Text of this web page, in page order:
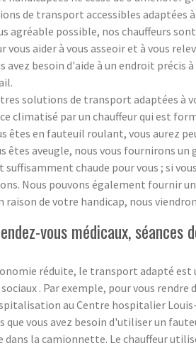
de transport accessibles adaptées
agréable possible, nos chauffeurs
aider à vous asseoir et à vous
avez besoin d'aide à un endroit précis
solutions de transport adaptées à
climatisé par un chauffeur qui est
êtes en fauteuil roulant, vous aurez
êtes aveugle, nous vous fournirons un
chaude pour vous ; si
Nous pouvons également fournir
de votre handicap, nous
vous médicaux,
réduite, le transport adapté est
. Par exemple, pour vous rendre
au Centre hospitalier
que vous avez besoin d'utiliser un
dans la camionnette. Le chauffeur